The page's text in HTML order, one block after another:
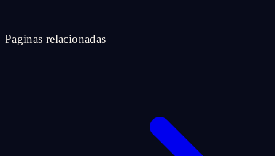
Paginas relacionadas